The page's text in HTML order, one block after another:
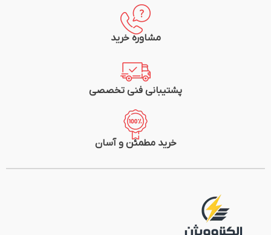
مشاوره خرید
پشتیبانی فنی تخصصی
خرید مطمئن و آسان